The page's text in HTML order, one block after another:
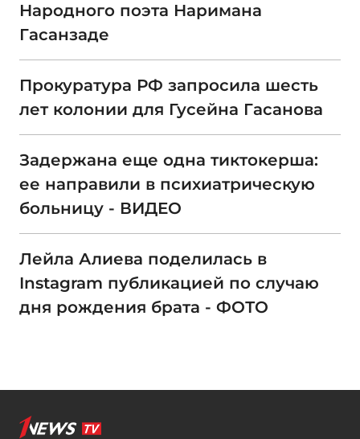
Народного поэта Наримана
Гасанзаде
Прокуратура РФ запросила шесть
лет колонии для Гусейна Гасанова
Задержана еще одна тиктокерша:
ее направили в психиатрическую
больницу - ВИДЕО
Лейла Алиева поделилась в
Instagram публикацией по случаю
дня рождения брата - ФОТО